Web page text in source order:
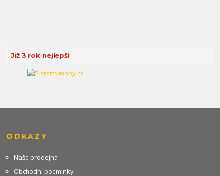
Již 3 rok nejlepší
ODKAZY
Naše prodejna
Obchodní podmínky